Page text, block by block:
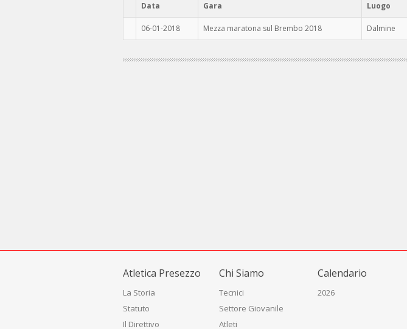
Data Gara Luogo
06-01-2018 Mezza maratona sul Brembo 2018 Dalmine
Atletica Presezzo
La Storia
Statuto
Il Direttivo
Chi Siamo
Tecnici
Settore Giovanile
Atleti
Calendario
2026